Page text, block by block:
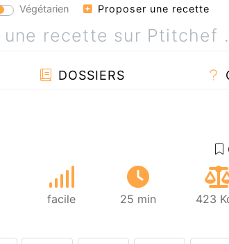
Végétarien Proposer une recette
DOSSIERS
facile 25 min 423